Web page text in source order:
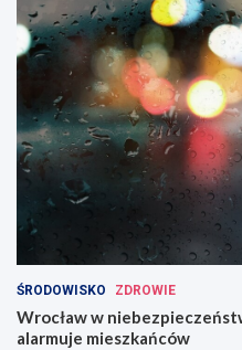
ŚRODOWISKO ZDROWIE
Wrocław w
alarmuje mieszkańców